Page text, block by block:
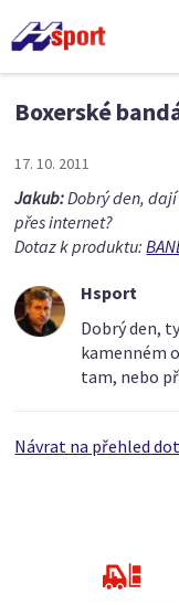
Boxerské
17. 10. 2011
Jakub:Dobrý den,
přes internet?
Dotaz k produktu:
Hsport
Dobrý den,
kamenném
tam, nebo
Návrat na přehled